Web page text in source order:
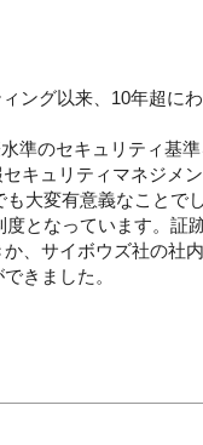
ング以来、10年超に
準のセキュリティ基
キュリティマネジメ
大変有意義なことで
となっています。証
、サイボウズ社の社
きました。